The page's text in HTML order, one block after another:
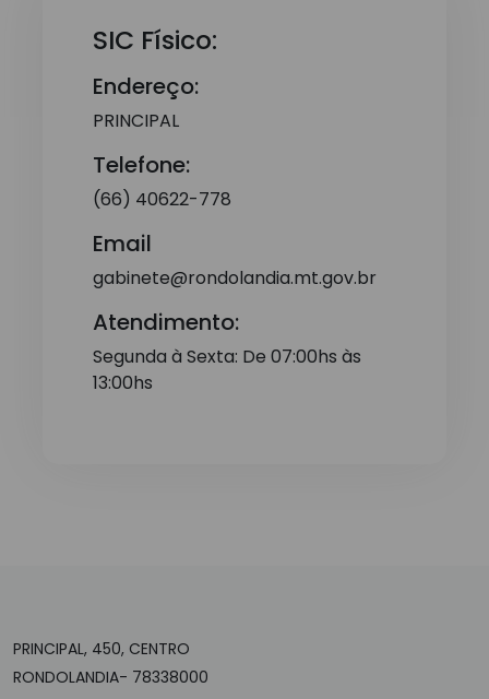
SIC Físico:
Endereço:
PRINCIPAL
Telefone:
(66) 40622-778
Email
gabinete@rondolandia.mt.gov.br
Atendimento:
Segunda à Sexta: De 07:00hs às
13:00hs
PRINCIPAL, 450, CENTRO
RONDOLANDIA- 78338000